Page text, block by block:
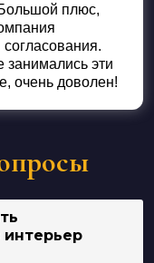
плюс,
занимались эти
очень доволен!